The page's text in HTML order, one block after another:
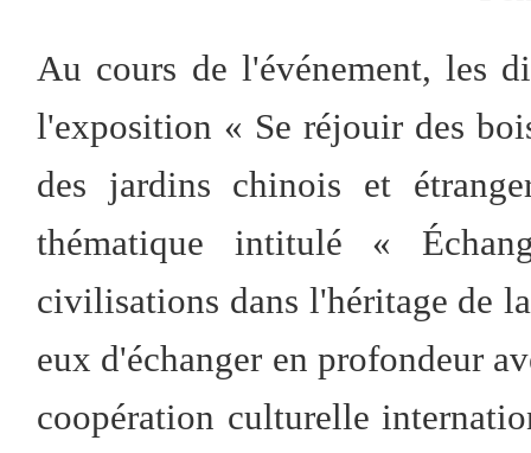
Au cours de l'événement, les
l'exposition « Se réjouir des
des jardins chinois et
thématique intitulé «
civilisations dans l'héritage de
eux d'échanger en profondeur
coopération culturelle